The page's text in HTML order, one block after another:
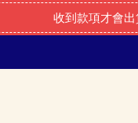
收到款項才會